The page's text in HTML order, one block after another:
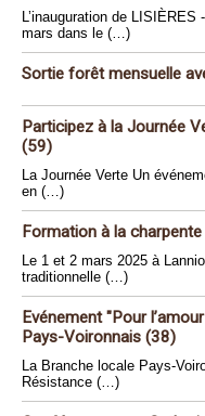
L’inauguration de
mars dans le (…)
Sortie forêt mensuelle
Participez à la Journée
(59)
La Journée Verte Un
en (…)
Formation à la
Le 1 et 2 mars 2025 à
traditionnelle (…)
Evénement "Pour
Pays-Voironnais (38)
La Branche locale Pays-
Résistance (…)